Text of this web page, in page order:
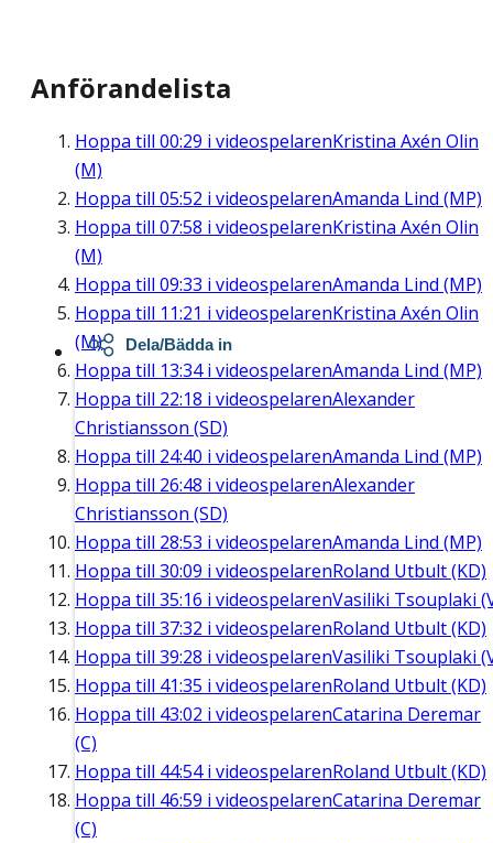
Anförandelista
Hoppa till 00:29 i videospelarenKristina Axén Olin
(M)
Hoppa till 05:52 i videospelarenAmanda Lind (MP)
Hoppa till 07:58 i videospelarenKristina Axén Olin
(M)
Hoppa till 09:33 i videospelarenAmanda Lind (MP)
Hoppa till 11:21 i videospelarenKristina Axén Olin
(M)
Hoppa till 13:34i videospelarenAmanda Lind (MP)
Hoppa till 22:18 i videospelarenAlexander
Christiansson (SD)
Hoppa till 24:40 i videospelarenAmanda Lind (MP)
Hoppa till 26:48 i videospelarenAlexander
Christiansson (SD)
Hoppa till 28:53 i videospelarenAmanda Lind (MP)
Hoppa till 30:09 i videospelarenRoland Utbult (KD)
Hoppa till 35:16 i videospelarenVasiliki Tsouplaki
Hoppa till 37:32 i videospelarenRoland Utbult (KD)
Hoppa till 39:28 i videospelarenVasiliki Tsouplaki
Hoppa till 41:35 i videospelarenRoland Utbult (KD)
Hoppa till 43:02 i videospelarenCatarina Deremar
(C)
Hoppa till 44:54i videospelarenRoland Utbult (KD)
Hoppa till 46:59 i videospelarenCatarina Deremar
(C)
Dela/Bädda in